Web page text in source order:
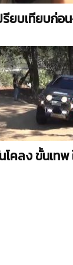
รียบเทียบก่
โคลง ขั้นเท